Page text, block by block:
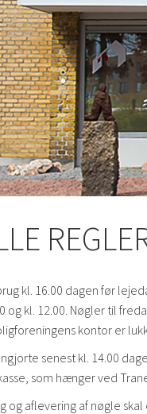
kl. 16.00 dagen før
og kl. 12.00. Nøgler til
kontor er
senest kl. 14.00
som hænger ved
og aflevering af nøgle